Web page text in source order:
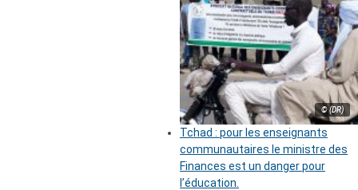
© (DR)
Tchad : pour les enseignants
communautaires le ministre des
Finances est un danger pour
l’éducation.